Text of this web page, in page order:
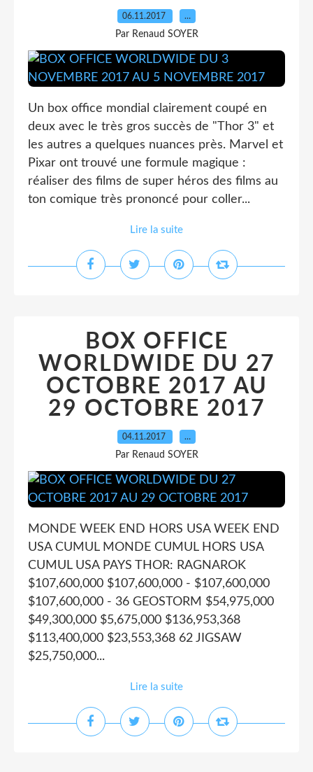
06.11.2017 …
Par Renaud SOYER
Un box office mondial clairement coupé en
deux avec le très gros succès de "Thor 3" et
les autres a quelques nuances près. Marvel et
Pixar ont trouvé une formule magique :
réaliser des films de super héros des films au
ton comique très prononcé pour coller...
Lire la suite
BOX OFFICE
WORLDWIDE DU 27
OCTOBRE 2017 AU
29 OCTOBRE 2017
04.11.2017 …
Par Renaud SOYER
MONDE WEEK END HORS USA WEEK END
USA CUMUL MONDE CUMUL HORS USA
CUMUL USA PAYS THOR: RAGNAROK
$107,600,000 $107,600,000 - $107,600,000
$107,600,000 - 36 GEOSTORM $54,975,000
$49,300,000 $5,675,000 $136,953,368
$113,400,000 $23,553,368 62 JIGSAW
$25,750,000...
Lire la suite